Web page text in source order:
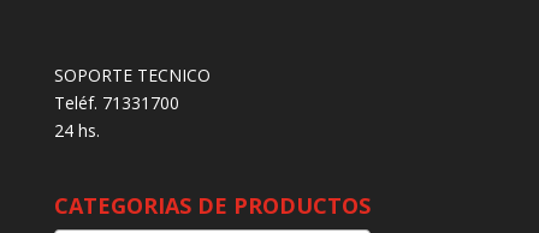
SOPORTE TECNICO
Teléf. 71331700
24 hs.
CATEGORIAS DE PRODUCTOS